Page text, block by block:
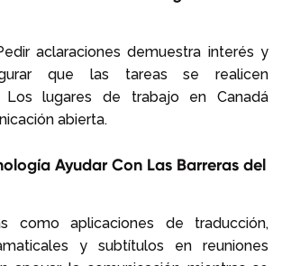
aclaraciones demuestra interés y
que las tareas se realicen
Los lugares de trabajo en Canadá
abierta.
Ayudar Con Las Barreras del
como aplicaciones de traducción,
y subtítulos en reuniones